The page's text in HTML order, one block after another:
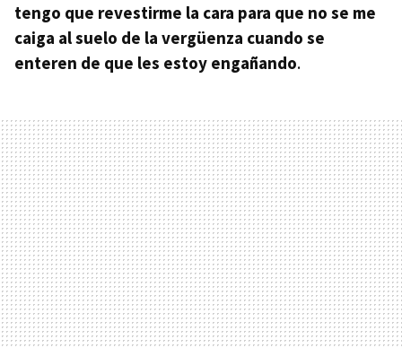
tengo que revestirme la cara para que no se me
caiga al suelo de la vergüenza cuando se
enteren de que les estoy engañando.